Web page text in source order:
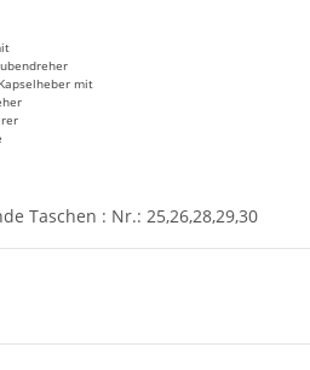
mit
Taschen : Nr.: 25,26,28,29,30